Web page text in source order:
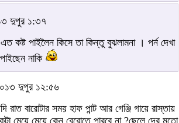
দুপুর ১:৩৭
কষ্ট পাইলৈন কিসে তা কিন্তু বুঝলামনা । পর্ন দেখা
নাকি
দুপুর ১২:৫৬
রাত বারোটার সময় হাফ পান্ট আর গেঞ্জি গায়ে রাস্তায়